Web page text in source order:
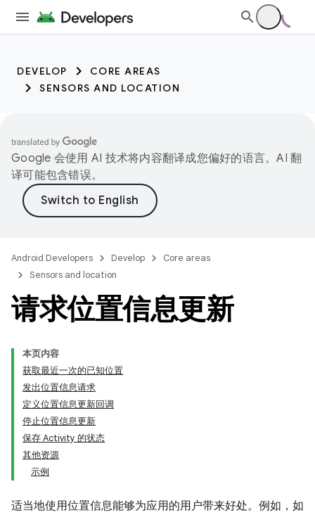
DEVELOP
CORE AREAS
SENSORS AND LOCATION
Google 会使用 AI 技术将内容翻译成您偏好的语言。AI 翻
译可能包含错误。
Android Developers Develop
Core areas
Sensors and location
请求位置信息更新
本页内容
获取最近一次的已知位置
发出位置信息请求
定义位置信息更新回调
停止位置信息更新
保存 Activity 的状态
其他资源
示例
适当地使用位置信息能够为应用的用户带来好处。例如，如